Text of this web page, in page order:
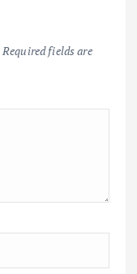
Required fields are